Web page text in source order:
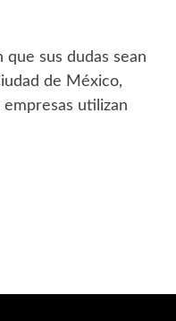
que sus dudas sean
de México,
utilizan